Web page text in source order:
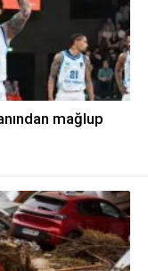
mağlup